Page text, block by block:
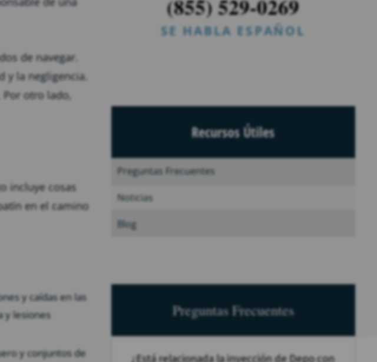
de navegar.
y la negligencia.
otro lado,
incluye cosas
en el camino
y caídas en las
y lesiones
y conjuntos de
(855) 529-0269
SE HABLA ESPAÑOL
Recursos Útiles
Preguntas Frecuentes
Noticias
Blog
Preguntas Frecuentes
¿Está relacionada la inyección de Depo con